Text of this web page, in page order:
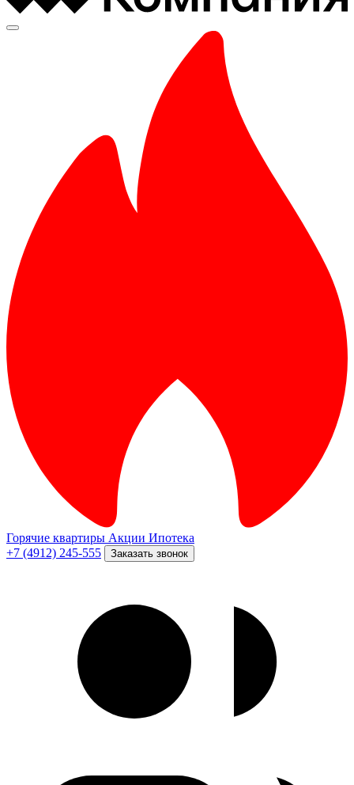
Горячие квартиры Акции Ипотека
+7 (4912) 245-555
Заказать звонок